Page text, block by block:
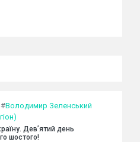
#Володимир Зеленський
Дев’ятий день
шостого!